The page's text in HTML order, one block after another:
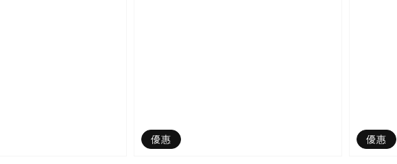
優惠 優惠